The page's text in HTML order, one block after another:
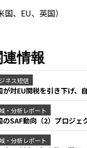
国、EU、英国）
連情報
ネス短信
が対EU関税を引き下げ、
・分析レポート
のSAF動向（2）プロジェ
・分析レポート